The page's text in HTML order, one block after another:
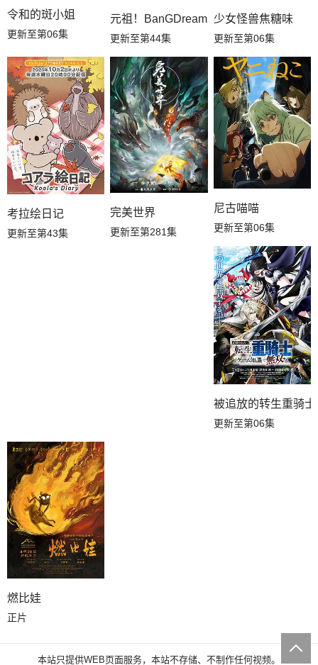
令和的斑小姐
更新至第06集
元祖！BanGDream酱
更新至第44集
少女怪兽焦糖味
更新至第06集
考拉绘日记
更新至第43集
完美世界
更新至第281集
尼古喵喵
更新至第06集
被追放的转生重骑
更新至第06集
燃比娃
正片
本站只提供WEB页面服务，本站不存储、不制作任何视频。